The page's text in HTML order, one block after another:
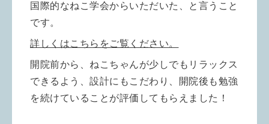
国際的なねこ学会からいただいた、と言うこと
です。
詳しくはこちらをご覧ください。
開院前から、ねこちゃんが少しでもリラックス
できるよう、設計にもこだわり、開院後も勉強
を続けていることが評価してもらえました！